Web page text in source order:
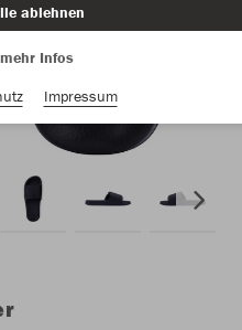
ablehnen
mehr Infos
Impressum